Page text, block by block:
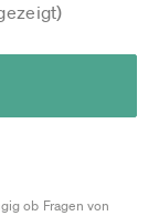
ob Fragen von